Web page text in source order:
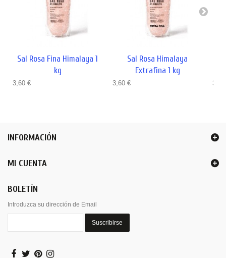
Sal Rosa Fina Himalaya 1
kg
3,60 €
Sal Rosa Himalaya
Extrafina 1 kg
3,60 €
INFORMACIÓN
MI CUENTA
BOLETÍN
Introduzca su dirección de Email
Suscribirse